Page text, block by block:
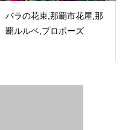
バラの花束,那覇市花屋,那
覇ルルベ,プロポーズ